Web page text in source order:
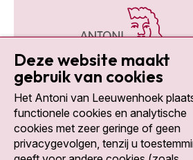
Social media
Deze website maakt
gebruik van cookies
Het Antoni van Leeuwenhoek
functionele cookies en analytische
cookies met zeer geringe of geen
privacygevolgen, tenzij u